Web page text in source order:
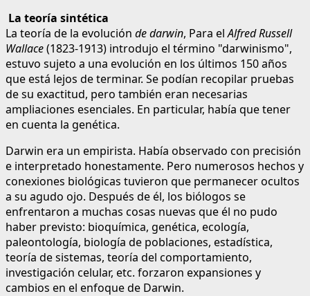
La teoría sintética
La teoría de la evolución de darwin, Para elAlfred Russell
Wallace(1823-1913) introdujo el término "darwinismo",
estuvo sujeto a una evolución en los últimos 150 años
que está lejos de terminar. Se podían recopilar pruebas
de su exactitud, pero también eran necesarias
ampliaciones esenciales. En particular, había que tener
en cuenta la genética.
Darwin era un empirista. Había observado con precisión
e interpretado honestamente. Pero numerosos hechos y
conexiones biológicas tuvieron que permanecer ocultos
a su agudo ojo. Después de él, los biólogos se
enfrentaron a muchas cosas nuevas que él no pudo
haber previsto: bioquímica, genética, ecología,
paleontología, biología de poblaciones, estadística,
teoría de sistemas, teoría del comportamiento,
investigación celular, etc. forzaron expansiones y
cambios en el enfoque de Darwin.